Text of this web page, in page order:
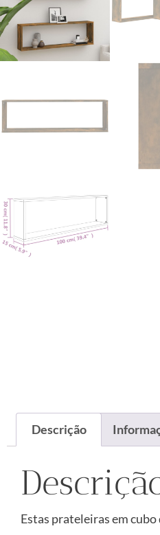
Descrição
Estas prateleiras em